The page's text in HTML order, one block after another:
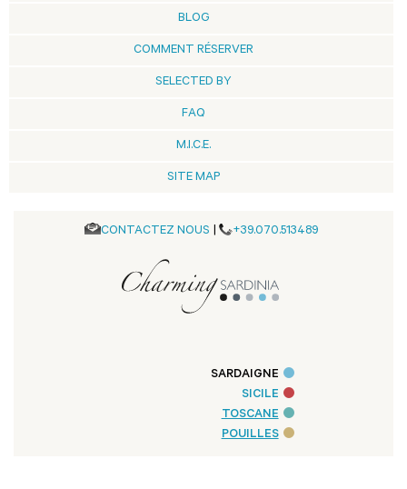
BLOG
COMMENT RÉSERVER
SELECTED BY
FAQ
M.I.C.E.
SITE MAP
CONTACTEZ NOUS | +39.070.513489
SARDAIGNE
SICILE
TOSCANE
POUILLES